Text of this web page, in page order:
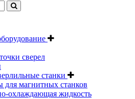
сверел
станки
для магнитных станков
охлаждающая жидкость